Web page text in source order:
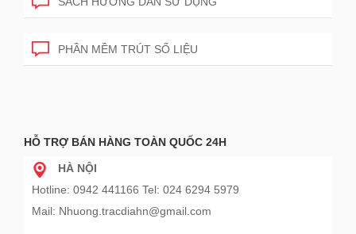
PHẦN MỀM TRÚT SỐ LIỆU
HỖ TRỢ BÁN HÀNG TOÀN QUỐC 24H
HÀ NỘI
Hotline: 0942 441166 Tel: 024 6294 5979
Mail: Nhuong.tracdiahn@gmail.com